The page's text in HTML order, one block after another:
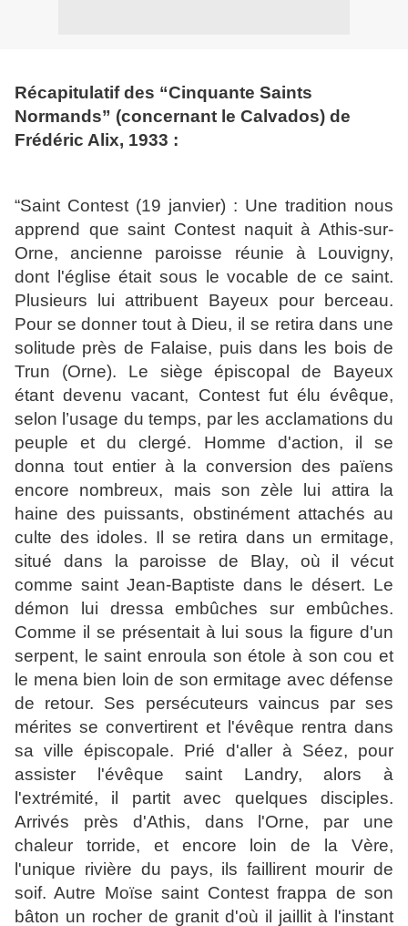
Récapitulatif des “Cinquante Saints
Normands” (concernant le Calvados) de
Frédéric Alix, 1933 :
“Saint Contest (19 janvier) : Une tradition nous
apprend que saint Contest naquit à Athis-sur-
Orne, ancienne paroisse réunie à Louvigny,
dont l'église était sous le vocable de ce saint.
Plusieurs lui attribuent Bayeux pour berceau.
Pour se donner tout à Dieu, il se retira dans une
solitude près de Falaise, puis dans les bois de
Trun (Orne). Le siège épiscopal de Bayeux
étant devenu vacant, Contest fut élu évêque,
selon l’usage du temps, par les acclamations du
peuple et du clergé. Homme d'action, il se
donna tout entier à la conversion des païens
encore nombreux, mais son zèle lui attira la
haine des puissants, obstinément attachés au
culte des idoles. Il se retira dans un ermitage,
situé dans la paroisse de Blay, où il vécut
comme saint Jean-Baptiste dans le désert. Le
démon lui dressa embûches sur embûches.
Comme il se présentait à lui sous la figure d'un
serpent, le saint enroula son étole à son cou et
le mena bien loin de son ermitage avec défense
de retour. Ses persécuteurs vaincus par ses
mérites se convertirent et l'évêque rentra dans
sa ville épiscopale. Prié d'aller à Séez, pour
assister l'évêque saint Landry, alors à
l'extrémité, il partit avec quelques disciples.
Arrivés près d'Athis, dans l'Orne, par une
chaleur torride, et encore loin de la Vère,
l'unique rivière du pays, ils faillirent mourir de
soif. Autre Moïse saint Contest frappa de son
bâton un rocher de granit d'où il jaillit à l'instant